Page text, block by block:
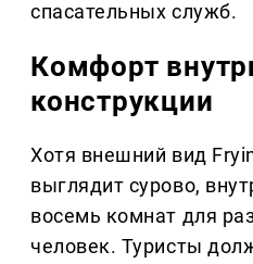
спасательных служб.
Комфорт
конструкции
Хотя внешний вид
выглядит сурово,
восемь комнат для
человек. Туристы